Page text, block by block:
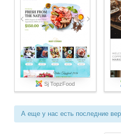
Sj TopzFood
А еще у нас есть последние